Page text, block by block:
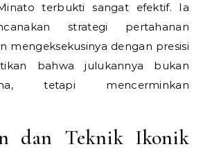
terbukti sangat efektif. Ia
strategi pertahanan
mengeksekusinya dengan presisi
bahwa julukannya bukan
tetapi mencerminkan
dan Teknik Ikonik